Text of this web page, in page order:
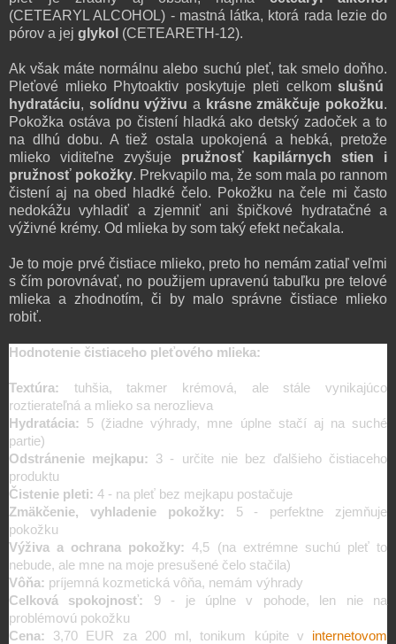
(CETEARYL ALCOHOL) - mastná látka, ktorá rada lezie do
pórov a jej glykol (CETEARETH-12).
Ak však máte normálnu alebo suchú pleť, tak smelo doňho.
Pleťové mlieko Phytoaktiv poskytuje pleti celkomslušnú
hydratáciu, solídnu výživu a krásne zmäkčuje pokožku.
Pokožka ostáva po čistení hladká ako detský zadoček a to
na dlhú dobu. A tiež ostala upokojená a hebká, pretože
mlieko viditeľne zvyšuje pružnosť kapilárnych stien i
pružnosť pokožky. Prekvapilo ma, že som mala po rannom
čistení aj na obed
hladké čelo. Pokožku na čele mi často
nedokážuvyhladiť a zjemniť anišpičkové hydratačné a
výživné krémy. Od mlieka by som taký efekt nečakala.
Je to moje prvé čistiace mlieko, preto ho nemám zatiaľveľmi
s čím porovnávať, no použijem upravenú tabuľku pre te lové
mlieka a zhodnotím, či by malo správne čistiace mlieko
robiť.
Hodnotenie čistiaceho pleťového mlieka:
Textúra: tuhšia, takmer krémová, ale stále vynikajúco
roztierateľná a mlieko sa nerozlieva
Hydratácia: 5 (žiadne výhrady, mne úplne stačí aj na suché
partie)
Odstránenie mejkapu: 3 - určite nie bez ďalšieho čistiaceho
produktu
Čistenie pleti: 4 - na pleť bez mejkapu postačuje
Zmäkčenie, vyhladenie pokožky: 5 - perfektne zjemňuje
pokožku
Výživaa ochrana pokožky: 4,5 (na extrémne suchú pleť to
nebude, ale mne na moje presušené čelo stačila)
Vôňa: príjemná kozmetická vôňa, nemám výhrady
Celková spokojnosť: 9 - je úplne v pohode, len nie na
problémovú pokožku
Cena: 3,70 EUR za 200 ml,tonikum kúpite v internetovom